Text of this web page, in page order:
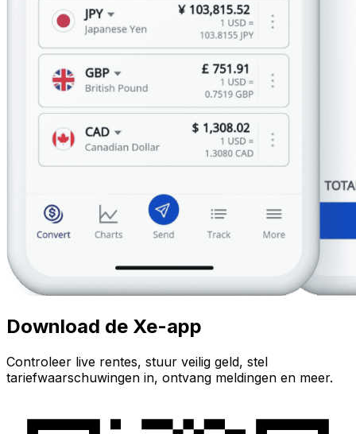
Download de Xe-app
Controleer live rentes, stuur veilig geld, stel
tariefwaarschuwingen in, ontvang meldingen en meer.